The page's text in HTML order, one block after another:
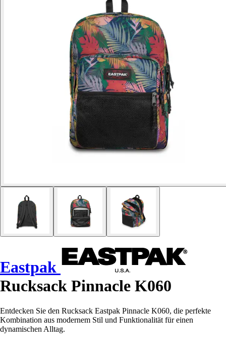
Eastpak
Rucksack Pinnacle K060
Entdecken Sie den Rucksack Eastpak Pinnacle K060, die perfekte
Kombination aus modernem Stil und Funktionalität für einen
dynamischen Alltag.